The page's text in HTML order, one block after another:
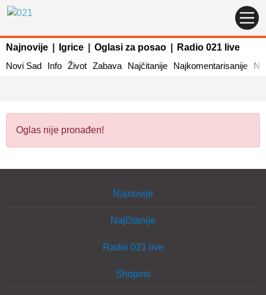
Najnovije Igrice Oglasi za posao
Radio 021 live
Novi Sad
Info Život Zabava Najčitanije Najkomentarisanije
Oglas nije pronađen!
Najnovije
Najčitanije
Radio 021 live
Shopins